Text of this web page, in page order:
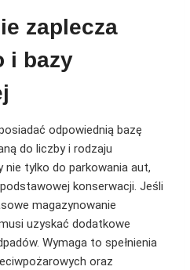
zaplecza
i bazy
odpowiednią bazę
do liczby i rodzaju
nie tylko do parkowania aut,
konserwacji. Jeśli
magazynowanie
uzyskać dodatkowe
Wymaga to spełnienia
oraz